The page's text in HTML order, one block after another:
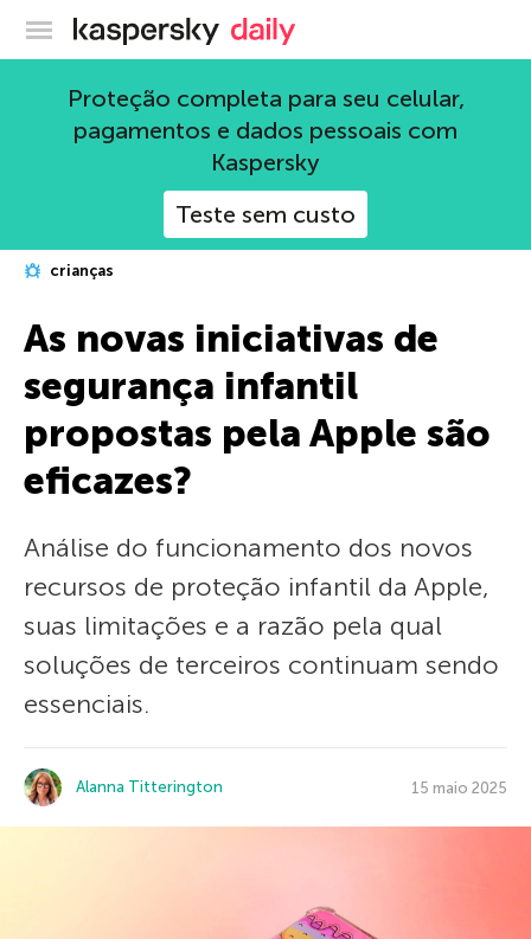
Blog oficial da Kaspersky
Proteção completa para seu celular,
pagamentos e dados pessoais com
Kaspersky
Teste sem custo
crianças
As novas iniciativas de
segurança infantil
propostas pela Apple são
eficazes?
Análise do funcionamento dos novos
recursos de proteção infantil da Apple,
suas limitações e a razão pela qual
soluções de terceiros continuam sendo
essenciais.
Alanna Titterington 15 maio 2025